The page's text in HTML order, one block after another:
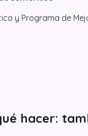
y Programa de
hacer: